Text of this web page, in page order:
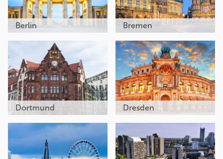
Berlin Bremen
Dortmund Dresden